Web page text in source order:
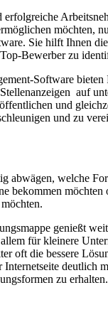
erfolgreiche
möchten,
Sie hilft Ihnen
Bewerber zu
Software bieten
auf
und
und zu
abwägen, welche
bekommen möchten
genießt
für kleinere
oft die bessere
Internetseite deutlich
zu erhalten.